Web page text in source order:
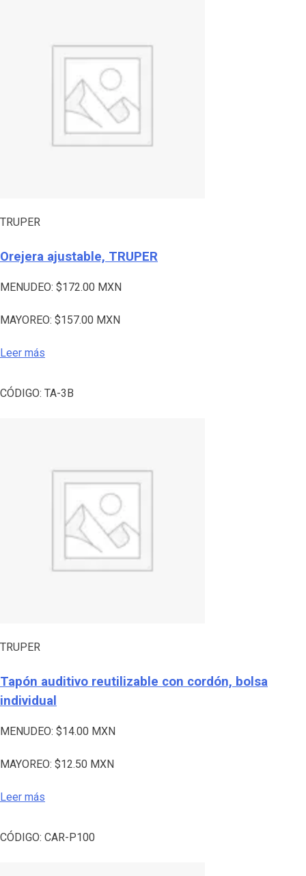
TRUPER
Orejera ajustable, TRUPER
MENUDEO: $172.00 MXN
MAYOREO: $157.00 MXN
Leer más
CÓDIGO: TA-3B
TRUPER
Tapón auditivo reutilizable con cordón, bolsa
individual
MENUDEO: $14.00 MXN
MAYOREO: $12.50 MXN
Leer más
CÓDIGO: CAR-P100